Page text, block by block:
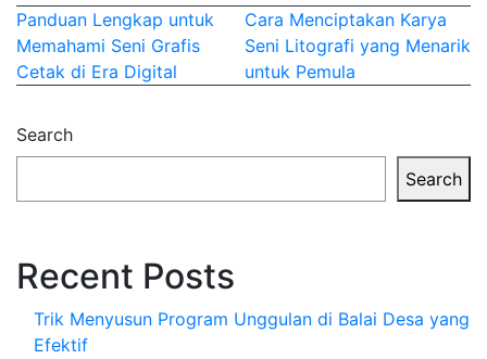
Post
navigation
Panduan Lengkap untuk
Memahami Seni Grafis
Cetak di Era Digital
Cara Menciptakan Karya
Seni Litografi yang Menarik
untuk Pemula
Search
Search
Recent Posts
Trik Menyusun Program Unggulan di Balai Desa yang
Efektif